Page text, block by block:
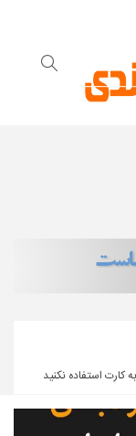
استفاده نکنید